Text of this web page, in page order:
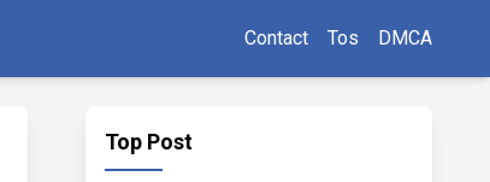
Contact Tos DMCA
Top Post